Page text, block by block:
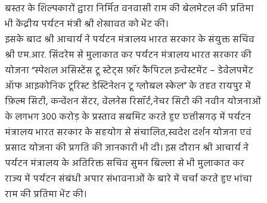
बस्तर के शिल्पकारों द्वारा निर्मित वनवासी राम की बेलमेटल की प्रतिमा
भी केंद्रीय पर्यटन मंत्री श्री शेखावत को भेंट की।
इसके बाद श्री आचार्य ने पर्यटन मंत्रालय भारत सरकार के संयुक्त सचिव
श्री एम.आर. सिंदरेम से मुलाकात कर पर्यटन मंत्रालय भारत सरकार की
योजना “स्पेशल असिस्टेंस टू स्टेट्स फ़ॉर कैपिटल इन्वेस्टमेंट – डेवेलपमेंट
ऑफ आइकोनिक टूरिस्ट डेस्टिनेशन टू ग्लोबल स्केल” के तहत रायपुर में
फ़िल्म सिटी, कन्वेंशन सेंटर, वेलनेस रिसॉर्ट,नेचर सिटी की नवीन योजनाओं
के लगभग 300 करोड़ के प्रस्ताव सबमिट करते हुए छत्तीसगढ़ में पर्यटन
मंत्रालय भारत सरकार के सहयोग से संचालित,स्वदेश दर्शन योजना एवं
प्रसाद योजना की प्रगति की जानकारी भी दी। इस दौरान श्री आचार्य ने
पर्यटन मंत्रालय के अतिरिक्त सचिव सुमन बिल्ला से भी मुलाकात कर
राज्य में पर्यटन संबंधी अपार संभावनाओं के बारे में चर्चा करते हुए भांचा
राम की प्रतिमा भेंट की।